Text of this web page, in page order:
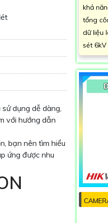
dụng dễ dàng,
với hướng dẫn
bạn nên tìm hiểu
ứng được nhu
khả
tổng
dữ liệu
sét 6kV